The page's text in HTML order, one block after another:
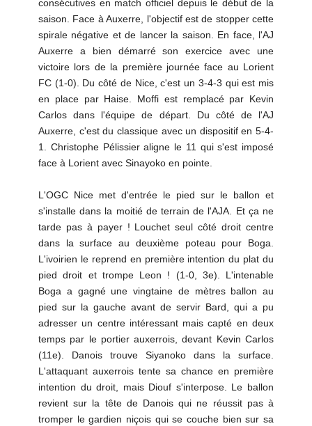
consécutives en match officiel depuis le début de la
saison. Face à Auxerre, l'objectif est de stopper cette
spirale négative et de lancer la saison. En face, l'AJ
Auxerre a bien démarré son exercice avec une
victoire lors de la première journée face au Lorient
FC (1-0). Du côté de Nice, c'est un 3-4-3 qui est mis
en place par Haise. Moffi est remplacé par Kevin
Carlos dans l'équipe de départ. Du côté de l'AJ
Auxerre, c'est du classique avec un dispositif en 5-4-
1. Christophe Pélissier aligne le 11 qui s'est imposé
face à Lorient avec Sinayoko en pointe.
L'OGC Nice met d'entrée le pied sur le ballon et
s'installe dans la moitié de terrain de l'AJA. Et ça ne
tarde pas à payer ! Louchet seul côté droit centre
dans la surface au deuxième poteau pour Boga.
L'ivoirien le reprend en première intention du plat du
pied droit et trompe Leon ! (1-0, 3e). L'intenable
Boga a gagné une vingtaine de mètres ballon au
pied sur la gauche avant de servir Bard, qui a pu
adresser un centre intéressant mais capté en deux
temps par le portier auxerrois, devant Kevin Carlos
(11e). Danois trouve Siyanoko dans la surface.
L'attaquant auxerrois tente sa chance en première
intention du droit, mais Diouf s'interpose. Le ballon
revient sur la tête de Danois qui ne réussit pas à
tromper le gardien niçois qui se couche bien sur sa